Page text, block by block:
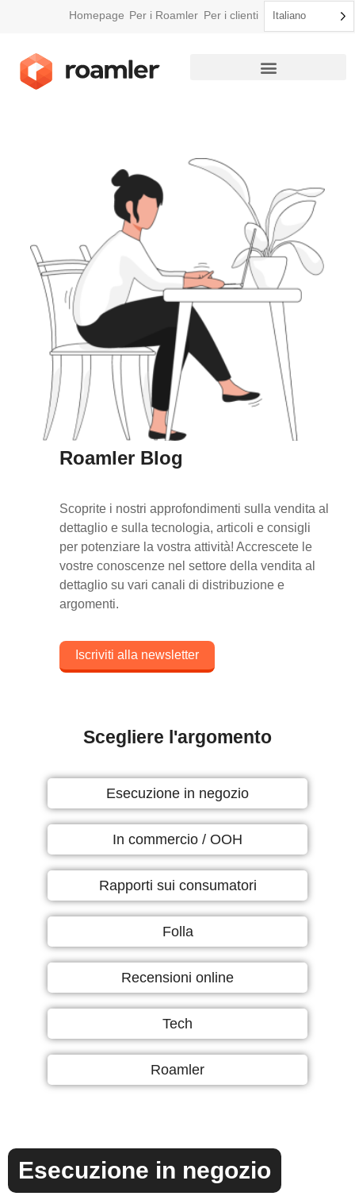
Homepage Per i Roamler Per i clienti Italiano
Roamler Blog
Scoprite i nostri approfondimenti sulla vendita al
dettaglio e sulla tecnologia, articoli e consigli
per potenziare la vostra attività! Accrescete le
vostre conoscenze nel settore della vendita al
dettaglio su vari canali di distribuzione e
argomenti.
Iscriviti alla newsletter
Scegliere l'argomento
Esecuzione in negozio
In commercio / OOH
Rapporti sui consumatori
Folla
Recensioni online
Tech
Roamler
Esecuzione in negozio